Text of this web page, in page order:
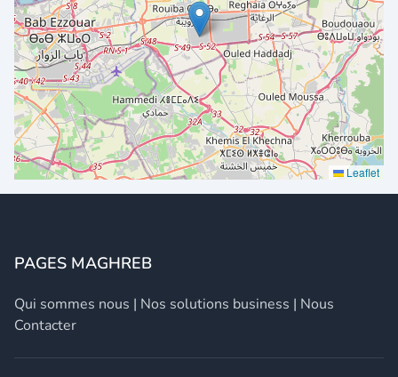
Leaflet
PAGES MAGHREB
Qui sommes nous | Nos solutions business | Nous
Contacter